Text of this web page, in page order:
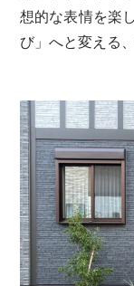
想的な表情を楽
び」へと変える